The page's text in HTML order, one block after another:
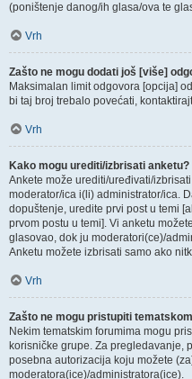
(poništenje danog/ih glasa/ova te
Vrh
Zašto ne mogu dodati još [više]
Maksimalan limit odgovora [opcija]
bi taj broj trebalo povećati,
Vrh
Kako mogu urediti/izbrisati anketu?
Ankete može urediti/uređivati/
moderator/ica i(li) administrator/ica.
dopuštenje, uredite prvi post u temi
prvom postu u temi]. Vi anketu
glasovao, dok ju moderatori(ce)/
Anketu možete izbrisati samo ako
Vrh
Zašto ne mogu pristupiti
Nekim tematskim forumima mogu
korisničke grupe. Za pregledavanje,
posebna autorizacija koju možete
moderatora(ice)/administratora(ice).